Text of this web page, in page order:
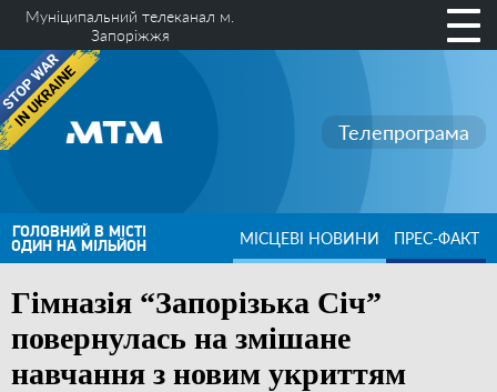
Муніципальний телеканал м.
Запоріжжя
Телепрограма
ГОЛОВНИЙ В МІСТІ
ОДИН НА МІЛЬЙОН МІСЦЕВІ НОВИНИ ПРЕС-ФАКТ
Гімназія “Запорізька Січ”
повернулась на змішане
навчання з новим укриттям